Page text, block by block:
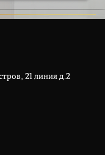
21 линия д.2